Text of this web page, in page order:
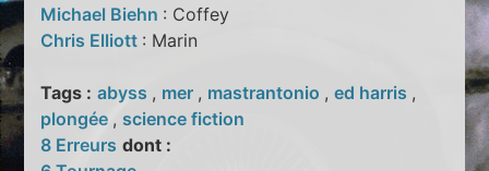
Michael Biehn : Coffey
Chris Elliott : Marin
Tags : abyss , mer , mastrantonio ,ed harris ,
plongée , science fiction
8 Erreurs dont :